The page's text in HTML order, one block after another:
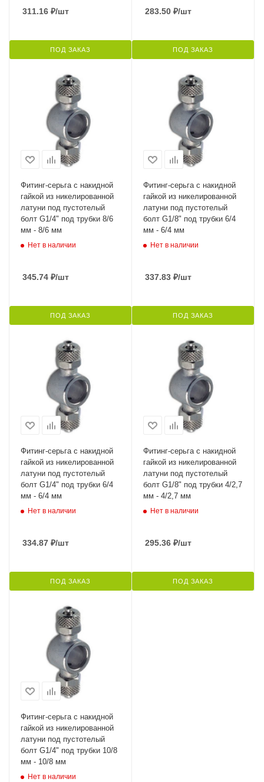
311.16 ₽/шт
ПОД ЗАКАЗ
283.50 ₽/шт
ПОД ЗАКАЗ
Фитинг-серьга с накидной
гайкой из никелированной
латуни под пустотелый
болт G1/4" под трубки 8/6
мм - 8/6 мм
Нет в наличии
345.74 ₽/шт
ПОД ЗАКАЗ
Фитинг-серьга с накидной
гайкой из никелированной
латуни под пустотелый
болт G1/8" под трубки 6/4
мм - 6/4 мм
Нет в наличии
337.83 ₽/шт
ПОД ЗАКАЗ
Фитинг-серьга с накидной
гайкой из никелированной
латуни под пустотелый
болт G1/4" под трубки 6/4
мм - 6/4 мм
Нет в наличии
334.87 ₽/шт
ПОД ЗАКАЗ
Фитинг-серьга с накидной
гайкой из никелированной
латуни под пустотелый
болт G1/8" под трубки 4/2,7
мм - 4/2,7 мм
Нет в наличии
295.36 ₽/шт
ПОД ЗАКАЗ
Фитинг-серьга с накидной
гайкой из никелированной
латуни под пустотелый
болт G1/4" под трубки 10/8
мм - 10/8 мм
Нет в наличии